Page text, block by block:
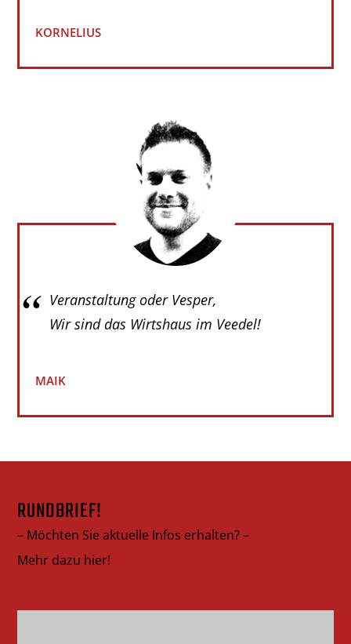
KORNELIUS
Veranstaltung oder Vesper,
Wir sind das Wirtshaus im Veedel!
MAIK
RUNDBRIEF!
– Möchten Sie aktuelle Infos erhalten? –
Mehr dazu hier!